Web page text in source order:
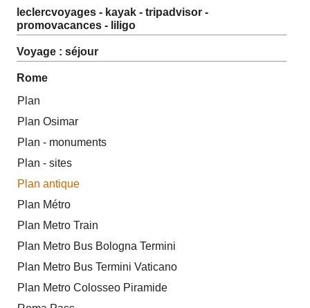
leclercvoyages - kayak - tripadvisor -
promovacances - liligo
Voyage : séjour
Rome
Plan
Plan Osimar
Plan - monuments
Plan - sites
Plan antique
Plan Métro
Plan Metro Train
Plan Metro Bus Bologna Termini
Plan Metro Bus Termini Vaticano
Plan Metro Colosseo Piramide